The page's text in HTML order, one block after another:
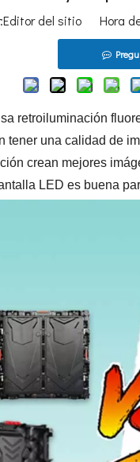
del sitio Hora de
retroiluminación
una calidad de
crean mejores
LED es buena